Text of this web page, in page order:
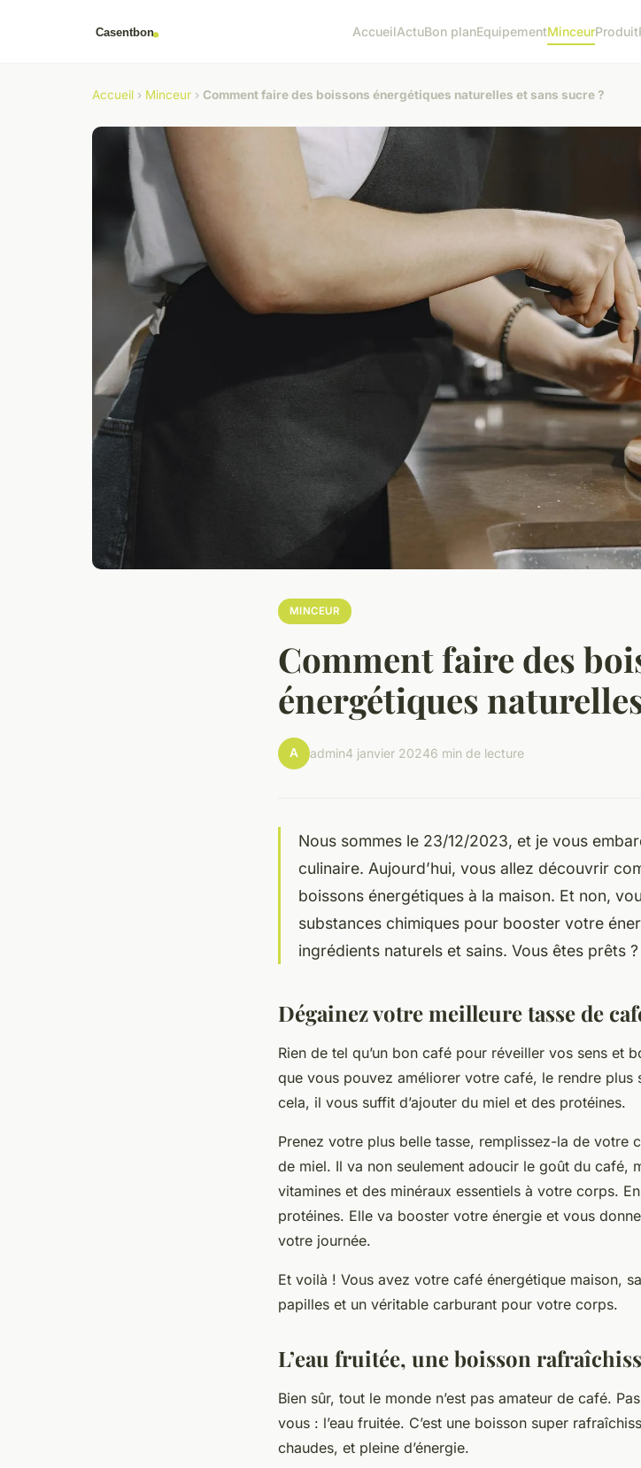
AccueilActuBon planEquipementMinceurProduit
Accueil › Minceur › Comment faire des boissons énergétiques naturelles et sans sucre ?
MINCEUR
Comment faire des
énergétiques
A admin4 janvier 20246 min de lecture
Nous sommes le 23/12/2023, et je vous
culinaire. Aujourd’hui, vous allez découvrir
boissons énergétiques à la maison. Et non,
substances chimiques pour booster votre
ingrédients naturels et sains. Vous êtes prêts
Dégainez votre meilleure tasse de
Rien de tel qu’un bon café pour réveiller vos sens et
que vous pouvez améliorer votre café, le rendre plus
cela, il vous suffit d’ajouter du miel et des protéines.
Prenez votre plus belle tasse, remplissez-la de votre
de miel. Il va non seulement adoucir le goût du café,
vitamines et des minéraux essentiels à votre corps.
protéines. Elle va booster votre énergie et vous
votre journée.
Et voilà ! Vous avez votre café énergétique maison,
papilles et un véritable carburant pour votre corps.
L’eau fruitée, une boisson
Bien sûr, tout le monde n’est pas amateur de café.
vous : l’eau fruitée. C’est une boisson super
chaudes, et pleine d’énergie.